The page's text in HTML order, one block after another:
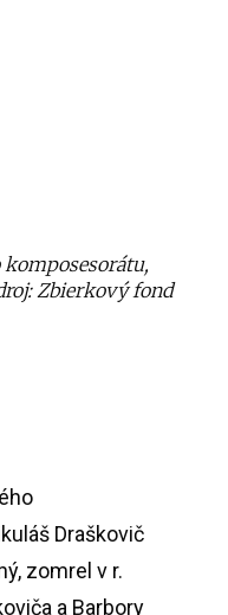
komposesorátu,
Zbierkový fond
Draškovič
zomrel v r.
a Barbory